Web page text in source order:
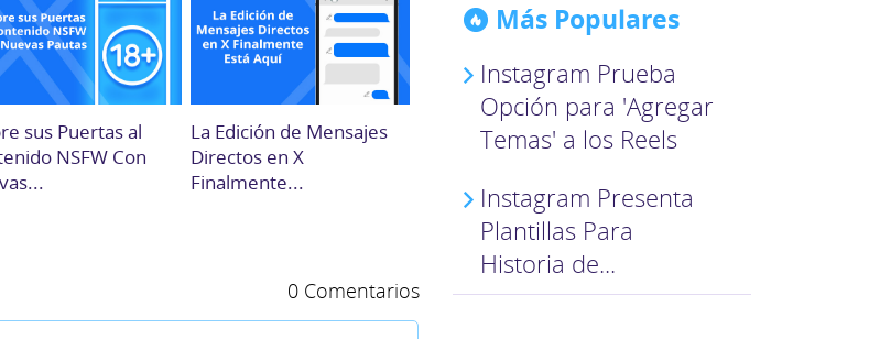
sus Puertas al
NSFW Con
La Edición de Mensajes
Directos en X
Finalmente...
0 Comentarios
Más Populares
Instagram Prueba
Opción para 'Agregar
Temas' a los Reels
Instagram Presenta
Plantillas Para
Historia de...